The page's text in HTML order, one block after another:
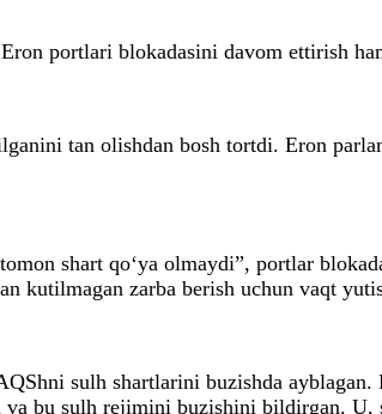
portlari blokadasini davom ettirish
tan olishdan bosh tortdi. Eron
shart qo‘ya olmaydi”, portlar
kutilmagan zarba berish uchun vaqt
sulh shartlarini buzishda
bu sulh rejimini buzishini bildirgan.